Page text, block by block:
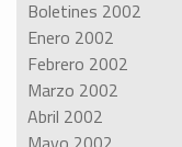
Boletines 2002
Enero 2002
Febrero 2002
Marzo 2002
Abril 2002